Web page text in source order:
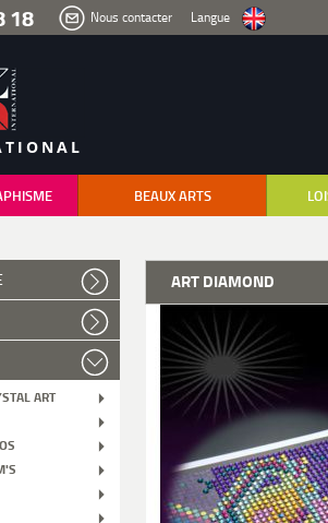
18 Nous contacter Langue
BEAUX ARTS
ART
ART DIAMOND